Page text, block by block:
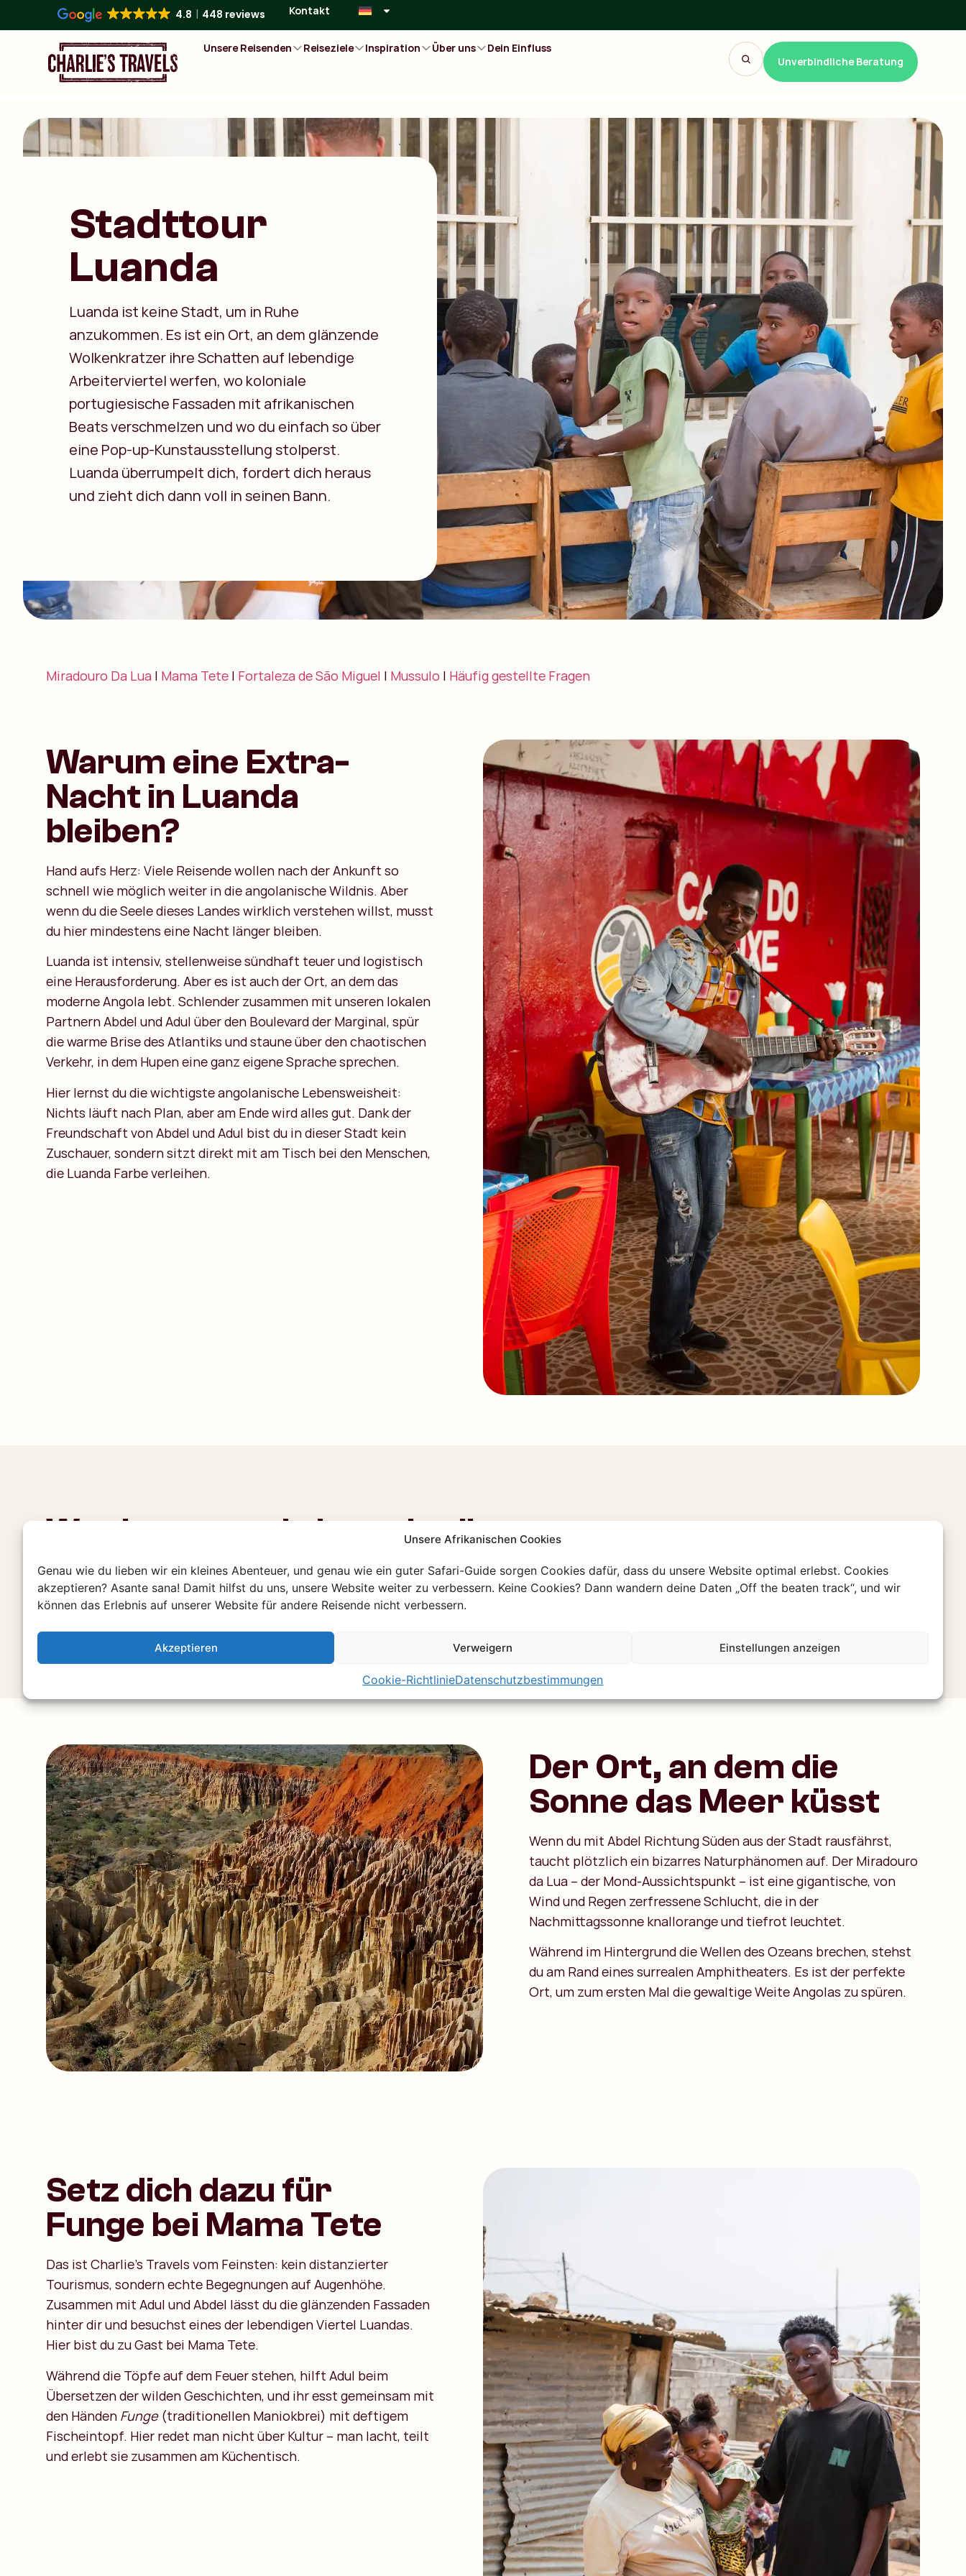
Unsere Afrikanischen Cookies
Genau wie du lieben wir ein kleines Abenteuer, und genau wie ein guter Safari-Guide sorgen Cookies dafür, dass du unsere Website optimal erlebst. Cookies
akzeptieren? Asante sana! Damit hilfst du uns, unsere Website weiter zu verbessern. Keine Cookies? Dann wandern deine Daten „Off the beaten track“, und wir
können das Erlebnis auf unserer Website für andere Reisende nicht verbessern.
Akzeptieren Verweigern Einstellungen anzeigen
Cookie-RichtlinieDatenschutzbestimmungen
4.8 448 reviews Kontakt
Unsere Reisenden Reiseziele Inspiration Über uns
Dein Einfluss
Unverbindliche Beratung
Stadttour
Luanda
Luanda ist keine Stadt, um in Ruhe
anzukommen. Es ist ein Ort, an dem glänzende
Wolkenkratzer ihre Schatten auf lebendige
Arbeiterviertel werfen, wo koloniale
portugiesische Fassaden mit afrikanischen
Beats verschmelzen und wo du einfach so über
eine Pop-up-Kunstausstellung stolperst.
Luanda überrumpelt dich, fordert dich heraus
und zieht dich dann voll in seinen Bann.
Miradouro Da Lua | Mama Tete | Fortaleza de São Miguel | Mussulo | Häufig gestellte Fragen
Warum eine Extra-
Nacht in Luanda
bleiben?
Hand aufs Herz: Viele Reisende wollen nach der Ankunft so
schnell wie möglich weiter in die angolanische Wildnis. Aber
wenn du die Seele dieses Landes wirklich verstehen willst, musst
du hier mindestens eine Nacht länger bleiben.
Luanda ist intensiv, stellenweise sündhaft teuer und logistisch
eine Herausforderung. Aber es ist auch der Ort, an dem das
moderne Angola lebt. Schlender zusammen mit unseren lokalen
Partnern Abdel und Adul über den Boulevard der Marginal, spür
die warme Brise des Atlantiks und staune über den chaotischen
Verkehr, in dem Hupen eine ganz eigene Sprache sprechen.
Hier lernst du die wichtigste angolanische Lebensweisheit:
Nichts läuft nach Plan, aber am Ende wird alles gut. Dank der
Freundschaft von Abdel und Adul bist du in dieser Stadt kein
Zuschauer, sondern sitzt direkt mit am Tisch bei den Menschen,
die Luanda Farbe verleihen.
Was kann man in Luanda alles
machen?
Von außerirdischen Mondlandschaften direkt vor den Toren der Stadt bis
Momente, die bleiben.
Der Ort, an dem die
Sonne das Meer küsst
Wenn du mit Abdel Richtung Süden aus der Stadt rausfährst,
taucht plötzlich ein bizarres Naturphänomen auf. Der Miradouro
da Lua – der Mond-Aussichtspunkt – ist eine gigantische, von
Wind und Regen zerfressene Schlucht, die in der
Nachmittagssonne knallorange und tiefrot leuchtet.
Während im Hintergrund die Wellen des Ozeans brechen, stehst
du am Rand eines surrealen Amphitheaters. Es ist der perfekte
Ort, um zum ersten Mal die gewaltige Weite Angolas zu spüren.
Setz dich dazu für
Funge bei Mama Tete
Das ist Charlie’s Travels vom Feinsten: kein distanzierter
Tourismus, sondern echte Begegnungen auf Augenhöhe.
Zusammen mit Adul und Abdel lässt du die glänzenden Fassaden
hinter dir und besuchst eines der lebendigen Viertel Luandas.
Hier bist du zu Gast bei Mama Tete.
Während die Töpfe auf dem Feuer stehen, hilft Adul beim
Übersetzen der wilden Geschichten, und ihr esst gemeinsam mit
den Händen Funge(traditionellen Maniokbrei) mit deftigem
Fischeintopf. Hier redet man nicht über Kultur – man lacht, teilt
und erlebt sie zusammen am Küchentisch.